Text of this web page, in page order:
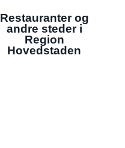
Restauranter og
andre steder i
Region
Hovedstaden